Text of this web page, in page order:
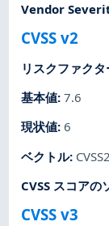
Vendor
CVSS v2
リスクファクタ
基本値:7.6
現状値:6
ベクトル:
CVSS スコアの
CVSS v3